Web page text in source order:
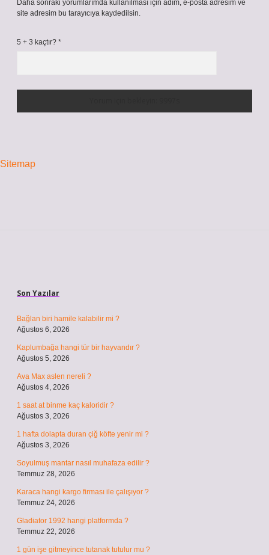
Daha sonraki yorumlarımda kullanılması için adım, e-posta adresim ve
site adresim bu tarayıcıya kaydedilsin.
5 + 3 kaçtır? *
Sitemap
Son Yazılar
Bağlan biri hamile kalabilir mi ?
Ağustos 6, 2026
Kaplumbağa hangi tür bir hayvandır ?
Ağustos 5, 2026
Ava Max aslen nereli ?
Ağustos 4, 2026
1 saat at binme kaç kaloridir ?
Ağustos 3, 2026
1 hafta dolapta duran çiğ köfte yenir mi ?
Ağustos 3, 2026
Soyulmuş mantar nasıl muhafaza edilir ?
Temmuz 28, 2026
Karaca hangi kargo firması ile çalışıyor ?
Temmuz 24, 2026
Gladiator 1992 hangi platformda ?
Temmuz 22, 2026
1 gün işe gitmeyince tutanak tutulur mu ?